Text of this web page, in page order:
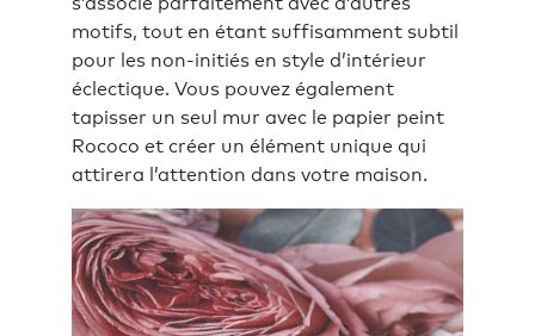
motifs, tout en étant suffisamment subtil
pour les non-initiés en style d’intérieur
éclectique. Vous pouvez également
tapisser un seul mur avec le papier peint
Rococo et créer un élément unique qui
attirera l’attention dans votre maison.